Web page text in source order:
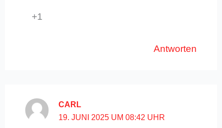
+1
Antworten
CARL
19. JUNI 2025 UM 08:42 UHR